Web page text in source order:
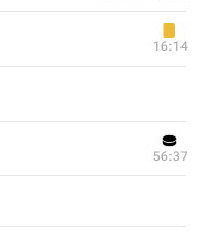
16:14
56:37